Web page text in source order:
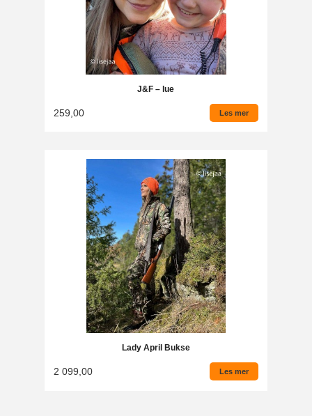
J&F – lue
259,00 Les mer
Lady April Bukse
2 099,00 Les mer